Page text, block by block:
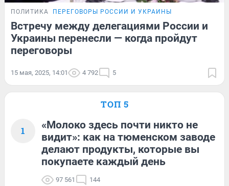
ПОЛИТИКА ПЕРЕГОВОРЫ РОССИИ И УКРАИНЫ
Встречу между делегациями России и
Украины перенесли — когда пройдут
переговоры
15 мая, 2025, 14:01 4 792 5
ТОП 5
1
«Молоко здесь почти никто не
видит»: как на тюменском заводе
делают продукты, которые вы
покупаете каждый день
97 561 144